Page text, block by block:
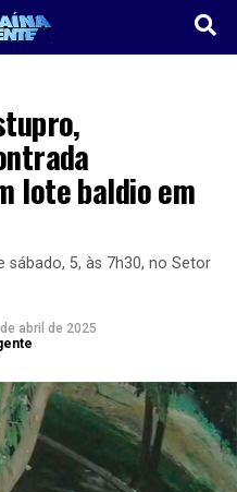
lote baldio em
5, às 7h30, no Setor
abril de 2025